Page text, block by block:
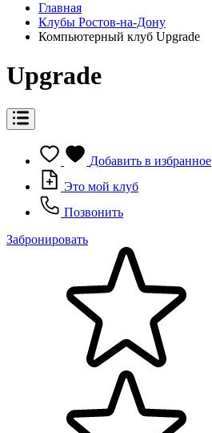
Главная
Клубы Ростов-на-Дону
Компьютерный клуб Upgrade
Upgrade
Добавить в избранное
Это мой клуб
Позвонить
Забронировать